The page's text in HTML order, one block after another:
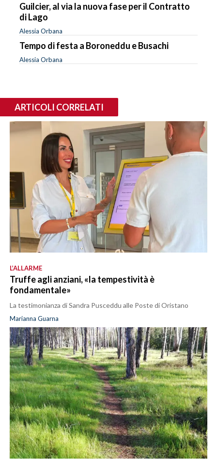
Guilcier, al via la nuova fase per il Contratto
di Lago
Alessia Orbana
Tempo di festa a Boroneddu e Busachi
Alessia Orbana
ARTICOLI CORRELATI
L’ALLARME
Truffe agli anziani, «la tempestività è
fondamentale»
La testimonianza di Sandra Pusceddu alle Poste di Oristano
Marianna Guarna